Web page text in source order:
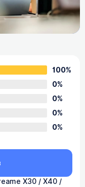
100%
0%
0%
0%
0%
X30 / X40 /